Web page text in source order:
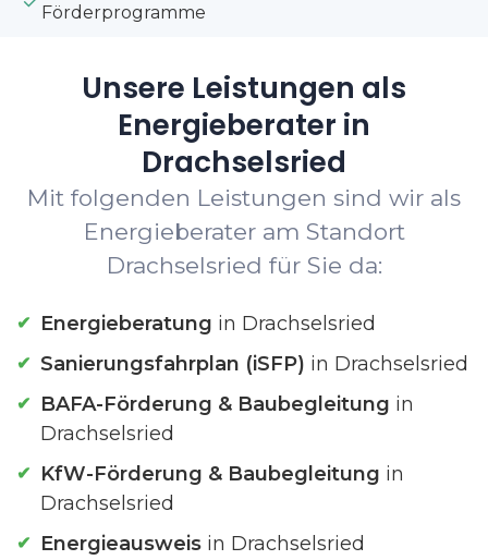
Förderprogramme
Unsere Leistungen als
Energieberater in
Drachselsried
Mit folgenden Leistungen sind wir als
Energieberater am Standort
Drachselsried für Sie da:
Energieberatung in Drachselsried
Sanierungsfahrplan (iSFP) in Drachselsried
BAFA-Förderung & Baubegleitung in
Drachselsried
KfW-Förderung & Baubegleitung in
Drachselsried
Energieausweis in Drachselsried